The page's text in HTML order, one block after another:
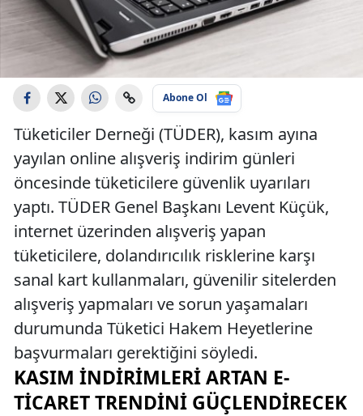
Abone Ol
Tüketiciler Derneği (TÜDER), kasım ayına
yayılan online alışveriş indirim günleri
öncesinde tüketicilere güvenlik uyarıları
yaptı. TÜDER Genel Başkanı Levent Küçük,
internet üzerinden alışveriş yapan
tüketicilere, dolandırıcılık risklerine karşı
sanal kart kullanmaları, güvenilir sitelerden
alışveriş yapmaları ve sorun yaşamaları
durumunda Tüketici Hakem Heyetlerine
başvurmaları gerektiğini söyledi.
KASIM İNDIRIMLERI ARTAN E-
TICARET TRENDINI GÜÇLENDIRECEK